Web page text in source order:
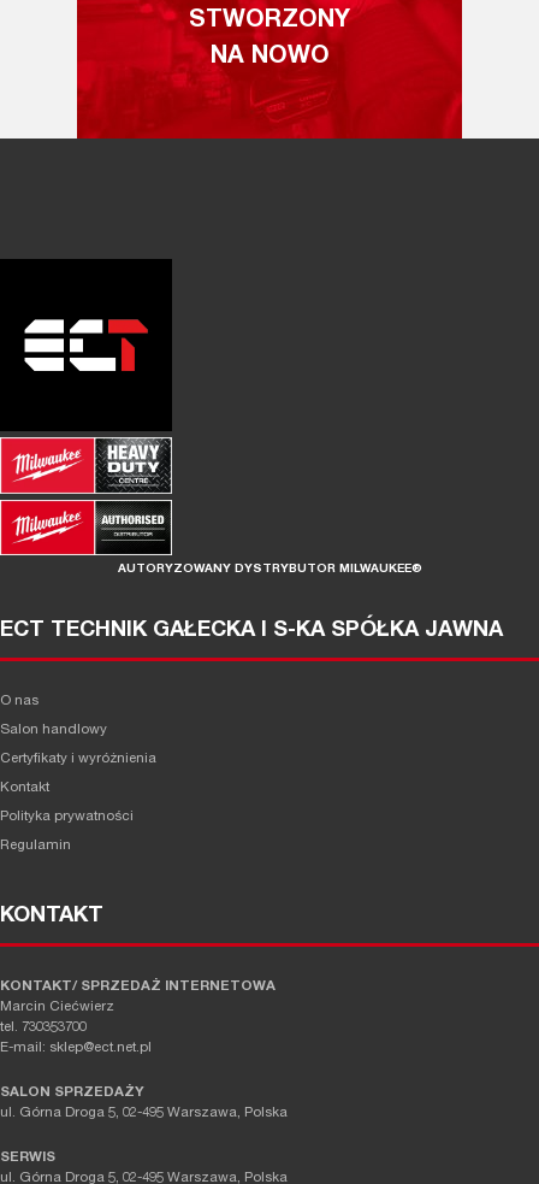
STWORZONY
NA NOWO
AUTORYZOWANY DYSTRYBUTOR MILWAUKEE®
ECT TECHNIK GAŁECKA I S-KA SPÓŁKA JAWNA
O nas
Salon handlowy
Certyfikaty i wyróżnienia
Kontakt
Polityka prywatności
Regulamin
KONTAKT
KONTAKT/ SPRZEDAŻ INTERNETOWA
Marcin Ciećwierz
tel. 730353700
E-mail: sklep@ect.net.pl
SALON SPRZEDAŻY
ul. Górna Droga 5, 02-495 Warszawa, Polska
SERWIS
ul. Górna Droga 5, 02-495 Warszawa, Polska